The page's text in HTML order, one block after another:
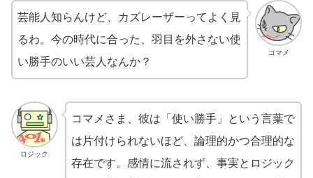
コマメ
芸能人知らんけど、カズレーザーってよく見
るわ。今の時代に合った、羽目を外さない使
い勝手のいい芸人なんか？
ロジック
コマメさま、彼は「使い勝手」という言葉で
は片付けられないほど、論理的かつ合理的な
存在です。感情に流されず、事実とロジック